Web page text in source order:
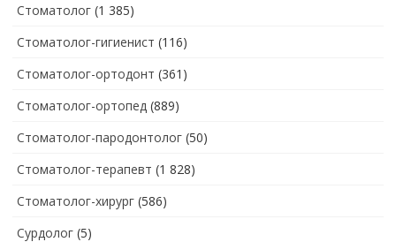
Стоматолог (1 385)
Стоматолог-гигиенист (116)
Стоматолог-ортодонт (361)
Стоматолог-ортопед (889)
Стоматолог-пародонтолог (50)
Стоматолог-терапевт (1 828)
Стоматолог-хирург (586)
Сурдолог (5)